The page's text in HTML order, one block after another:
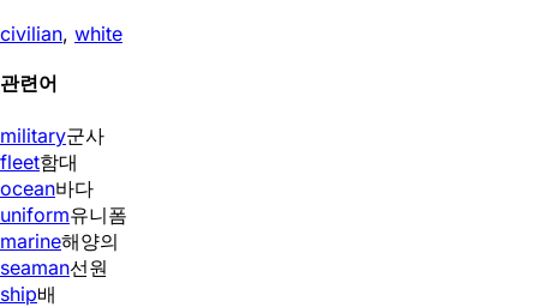
civilian, white
관련어
military군사
fleet함대
ocean바다
uniform유니폼
marine해양의
seaman선원
ship배